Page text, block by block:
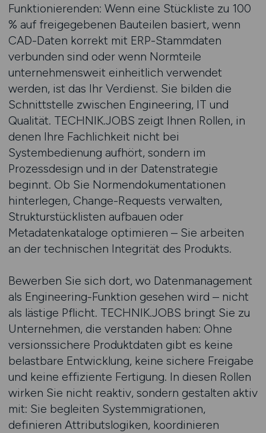
Funktionierenden: Wenn eine Stückliste zu 100
% auf freigegebenen Bauteilen basiert, wenn
CAD-Daten korrekt mit ERP-Stammdaten
verbunden sind oder wenn Normteile
unternehmensweit einheitlich verwendet
werden, ist das Ihr Verdienst. Sie bilden die
Schnittstelle zwischen Engineering, IT und
Qualität. TECHNIK.JOBS zeigt Ihnen Rollen, in
denen Ihre Fachlichkeit nicht bei
Systembedienung aufhört, sondern im
Prozessdesign und in der Datenstrategie
beginnt. Ob Sie Normendokumentationen
hinterlegen, Change-Requests verwalten,
Strukturstücklisten aufbauen oder
Metadatenkataloge optimieren – Sie arbeiten
an der technischen Integrität des Produkts.
Bewerben Sie sich dort, wo Datenmanagement
als Engineering-Funktion gesehen wird – nicht
als lästige Pflicht. TECHNIK.JOBS bringt Sie zu
Unternehmen, die verstanden haben: Ohne
versionssichere Produktdaten gibt es keine
belastbare Entwicklung, keine sichere Freigabe
und keine effiziente Fertigung. In diesen Rollen
wirken Sie nicht reaktiv, sondern gestalten aktiv
mit: Sie begleiten Systemmigrationen,
definieren Attributslogiken, koordinieren